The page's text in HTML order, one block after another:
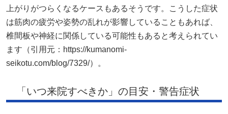
上がりがつらくなるケースもあるそうです。こうした症状
は筋肉の疲労や姿勢の乱れが影響していることもあれば、
椎間板や神経に関係している可能性もあると考えられてい
ます（引用元：https://kumanomi-
seikotu.com/blog/7329/）。
「いつ来院すべきか」の目安・警告症状